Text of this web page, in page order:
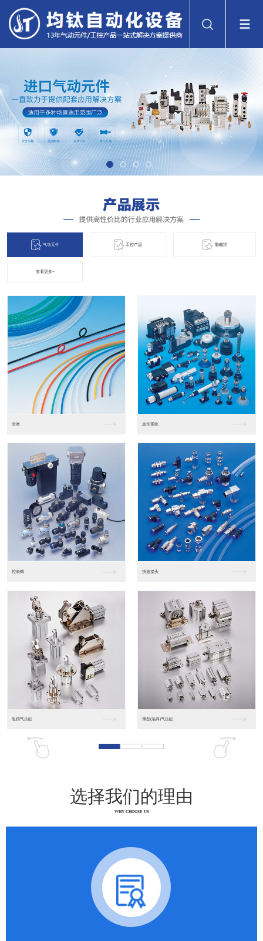
气动元件 工控产品 電磁閞
查看更多+
进口松下PLC2 进口松下PLC
东莞松下PLC 松下人机界面GT07
松下人机界面DP10... 数字光钎传感器FX-...
选择我们的理由
WHY CHOOSE US